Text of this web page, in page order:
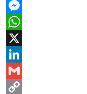
Facebook
Messenger
WhatsApp
X
LinkedIn
Gmail